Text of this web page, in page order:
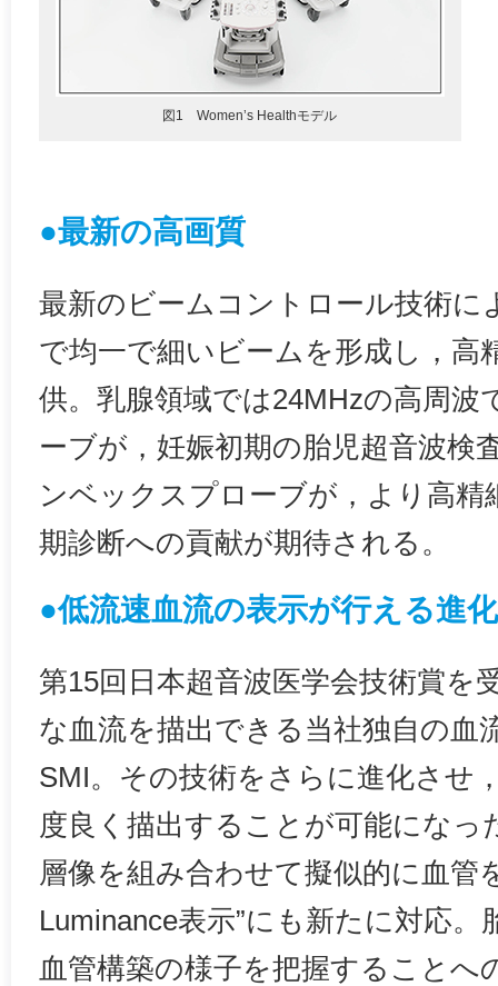
図1 Women’s Healthモデル
●最新の高画質
最新のビームコントロール技術に
で均一で細いビームを形成し，高
供。乳腺領域では24MHzの高周波
ーブが，妊娠初期の胎児超音波検
ンベックスプローブが，より高精
期診断への貢献が期待される。
●低流速血流の表示が行える進
第15回日本超音波医学会技術賞を
な血流を描出できる当社独自の血
SMI。その技術をさらに進化させ
度良く描出することが可能になっ
層像を組み合わせて擬似的に血管
Luminance表示”にも新たに対応。
血管構築の様子を把握することへ